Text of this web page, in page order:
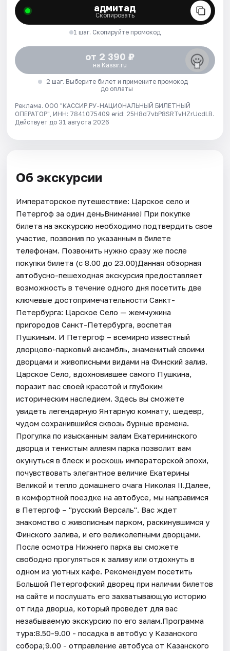
адмитад
Скопировать
1 шаг. Скопируйте промокод
от 2 390 ₽
на Kassir.ru
2 шаг. Выберите билет и примените промокод
до оплаты
Реклама. ООО "КАССИР.РУ-НАЦИОНАЛЬНЫЙ БИЛЕТНЫЙ
ОПЕРАТОР", ИНН: 7841075409 erid: 25H8d7vbP8SRTvHZrUcdLB.
Действует до 31 августа 2026
Об экскурсии
Императорское путешествие: Царское село и
Петергоф за один деньВнимание! При покупке
билета на экскурсию необходимо подтвердить свое
участие, позвонив по указанным в билете
телефонам. Позвонить нужно сразу же после
покупки билета (с 8.00 до 23.00)Данная обзорная
автобусно-пешеходная экскурсия предоставляет
возможность в течение одного дня посетить две
ключевые достопримечательности Санкт-
Петербурга: Царское Село — жемчужина
пригородов Санкт-Петербурга, воспетая
Пушкиным. И Петергоф – всемирно известный
дворцово-парковый ансамбль, знаменитый своими
дворцами и живописными видами на Финский залив.
Царское Село, вдохновившее самого Пушкина,
поразит вас своей красотой и глубоким
историческим наследием. Здесь вы сможете
увидеть легендарную Янтарную комнату, шедевр,
чудом сохранившийся сквозь бурные времена.
Прогулка по изысканным залам Екатерининского
дворца и тенистым аллеям парка позволит вам
окунуться в блеск и роскошь императорской эпохи,
почувствовать элегантное величие Екатерины
Великой и тепло домашнего очага Николая II.Далее,
в комфортной поездке на автобусе, мы направимся
в Петергоф – "русский Версаль". Вас ждет
знакомство с живописным парком, раскинувшимся у
Финского залива, и его великолепными дворцами.
После осмотра Нижнего парка вы сможете
свободно прогуляться к заливу или отдохнуть в
одном из уютных кафе. Рекомендуем посетить
Большой Петергофский дворец при наличии билетов
на сайте и послушать его захватывающую историю
от гида дворца, который проведет для вас
незабываемую экскурсию по его залам.Программа
тура:8.50-9.00 - посадка в автобус у Казанского
собора;9.00 - отправление автобуса от Казанского